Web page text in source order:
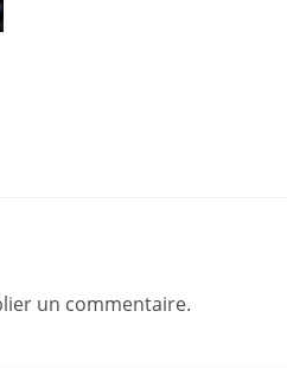
un commentaire.